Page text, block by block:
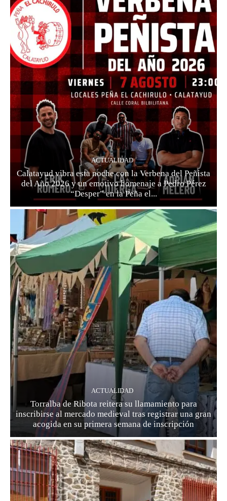
ACTUALIDAD
Calatayud vibra esta noche con la Verbena del Peñista
del Año 2026 y un emotivo homenaje a Pedro Pérez
“Desper” en la Peña el...
ACTUALIDAD
Torralba de Ribota reitera su llamamiento para
inscribirse al mercado medieval tras registrar una gran
acogida en su primera semana de inscripción